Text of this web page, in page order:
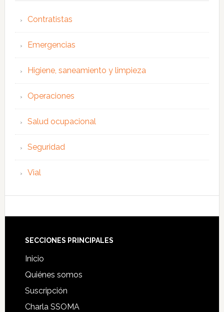
Contratistas
Emergencias
Higiene, saneamiento y limpieza
Operaciones
Salud ocupacional
Seguridad
Vial
Footer
SECCIONES PRINCIPALES
Inicio
Quiénes somos
Suscripción
Charla SSOMA